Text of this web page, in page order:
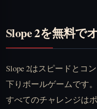
Slope 2を無料で
Slope 2はスピードとコ
下りボールゲームです
すべてのチャレンジは